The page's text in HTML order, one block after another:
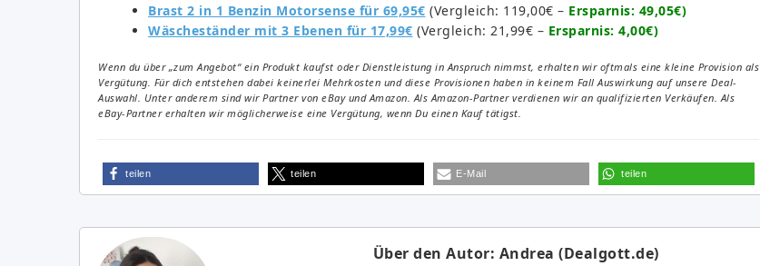
Brast 2 in 1 Benzin Motorsense für 69,95€ (Vergleich: 119,00€ – Ersparnis: 49,05€)
Wäscheständer mit 3 Ebenen für 17,99€ (Vergleich: 21,99€ – Ersparnis: 4,00€)
Wenn du über „zum Angebot“ ein Produkt kaufst oder Dienstleistung in Anspruch nimmst, erhalten wir oftmals eine kleine Provision als
Vergütung. Für dich entstehen dabei keinerlei Mehrkosten und diese Provisionen haben in keinem Fall Auswirkung auf unsere Deal-
Auswahl. Unter anderem sind wir Partner von eBay und Amazon. Als Amazon-Partner verdienen wir an qualifizierten Verkäufen. Als
eBay-Partner erhalten wir möglicherweise eine Vergütung, wenn Du einen Kauf tätigst.
teilen teilen E-Mail teilen
Über den Autor: Andrea (Dealgott.de)